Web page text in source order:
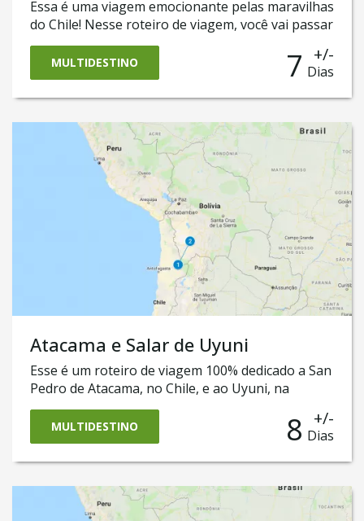
Essa é uma viagem emocionante pelas maravilhas
do Chile! Nesse roteiro de viagem, você vai passar
pela sua capital, Santiago, e vinhedos mais
espetaculares da região. Em seguida, vai cruzar a
Cordilheira dos Andes até chegar em San Pedro
de Atacama, um dos principais destinos do país,
da região.
MULTIDESTINO 7 +/-
Dias
Atacama e Salar de Uyuni
Esse é um roteiro de viagem 100% dedicado a San
Pedro de Atacama, no Chile, e ao Uyuni, na
Bolívia. Ele o levará a conhecer a cidade de San
Pedro do Atacama, onde será possível conhecer o
magnífico Deserto do Atacama como as famosas
Lagunas Altiplanas. Também nele, você vai cruzar
do famoso e surpreendente Salar de Uyuni
MULTIDESTINO 8 +/-
Dias